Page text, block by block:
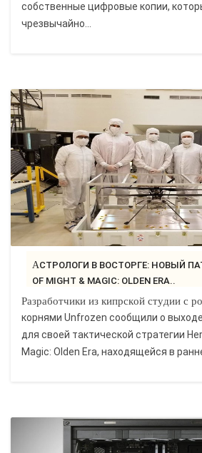
собственные цифровые копии,
чрезвычайно...
АСТРОЛОГИ В ВОСТОРГЕ: НОВЫЙ ПАТЧ ДЛЯ HEROES
OF MIGHT & MAGIC: OLDEN ERA..
Разработчики из кипрской студии с
корнями Unfrozen сообщили о
для своей тактической стратегии
Magic: Olden Era, находящейся в